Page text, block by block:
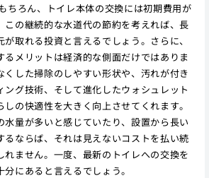
ちろん、トイレ本体の交換には初期費用が
この継続的な水道代の節約を考えれば、長
取れる投資と言えるでしょう。さらに、
るメリットは経済的な側面だけではありま
くした掃除のしやすい形状や、汚れが付き
ング技術、そして進化したウォシュレット
の快適性を大きく向上させてくれます。
水量が多いと感じていたり、設置から長い
るならば、それは見えないコストを払い続
れません。一度、最新のトイレへの交換を
にあると言えるでしょう。